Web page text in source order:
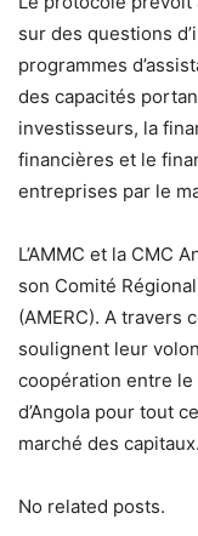
sur des questions
programmes
des capacités
investisseurs, la
financières et le
entreprises par le
L’AMMC et la CMC
son Comité
(AMERC). A travers
soulignent leur
coopération entre le
d’Angola pour tout
marché des capitaux.
No related posts.